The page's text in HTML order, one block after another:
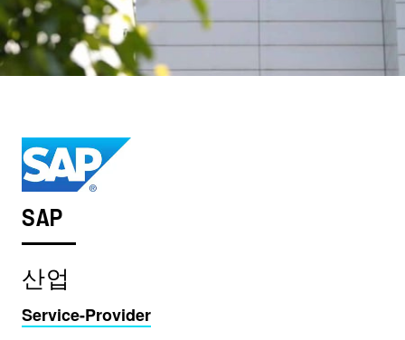
SAP
산업
Service-Provider